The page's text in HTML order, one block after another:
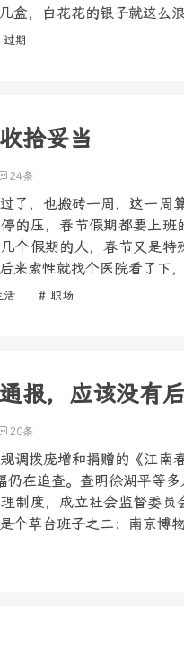
盒，白花花的银子就这么
期
拾妥当
24条
了，也搬砖一周，这一周
的压，春节假期都要上
个假期的人，春节又是
来索性就找个医院看了下
活 # 职场
报，应该没有
20条
调拨庞增和捐赠的《江南
仍在追查。查明徐湖平等
制度，成立社会监督委
是个草台班子之二：南京